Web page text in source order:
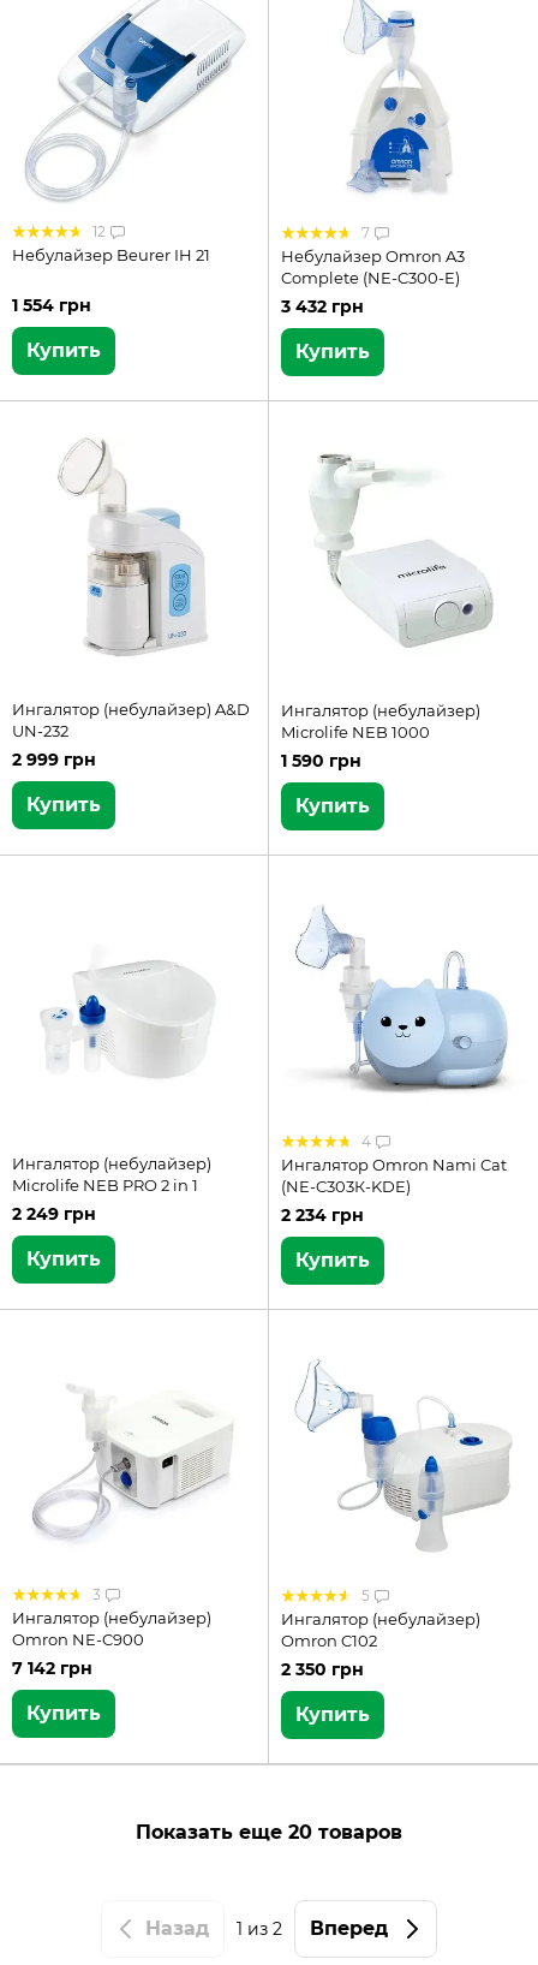
12
Небулайзер Beurer IH 21
1 554 грн
Купить
7
Небулайзер Omron A3
Complete (NE-C300-E)
3 432 грн
Купить
Ингалятор (небулайзер) A&D
UN-232
2 999 грн
Купить
Ингалятор (небулайзер)
Microlife NEB 1000
1 590 грн
Купить
Ингалятор (небулайзер)
Microlife NEB PRO 2 in 1
2 249 грн
Купить
4
Ингалятор Omron Nami Cat
(NE-C303К-KDE)
2 234 грн
Купить
3
Ингалятор (небулайзер)
Omron NE-C900
7 142 грн
Купить
5
Ингалятор (небулайзер)
Omron C102
2 350 грн
Купить
Показать еще 20 товаров
Назад 1 из 2 Вперед